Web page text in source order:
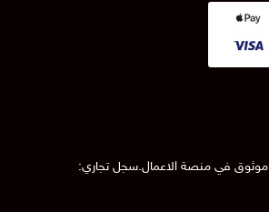
متجر techtaswik store موثوق في منصة الاعمال.سجل تجاري: